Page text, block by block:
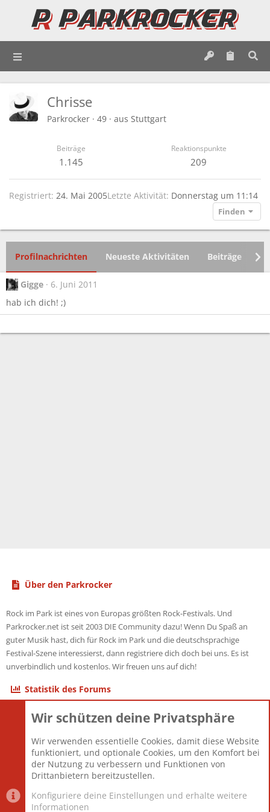
Chrisse
Parkrocker · 49 · aus Stuttgart
Beiträge
1.145
Reaktionspunkte
209
Registriert 24. Mai 2005Letzte Aktivität Donnerstag um 11:14
Finden
Profilnachrichten Neueste Aktivitäten Beiträge
Gigge
6. Juni 2011
hab ich dich! ;)
Über den Parkrocker
Rock im Park ist eines von Europas größten Rock-Festivals. Und
Parkrocker.net ist seit 2003 DIE Community dazu! Wenn Du Spaß an
guter Musik hast, dich für Rock im Park und die deutschsprachige
Festival-Szene interessierst, dann registriere dich doch bei uns. Es ist
unverbindlich und kostenlos. Wir freuen uns auf dich!
Statistik des Forums
Themen
Mitglieder
12.427
Neuestes Mitglied
Berlin
Wir schützen deine Privatsphäre
Wir verwenden essentielle Cookies, damit diese Website
funktioniert, und optionale Cookies, um den Komfort bei
der Nutzung zu verbessern und Funktionen von
Drittanbietern bereitzustellen.
Konfiguriere deine Einstellungen und erhalte weitere
Informationen